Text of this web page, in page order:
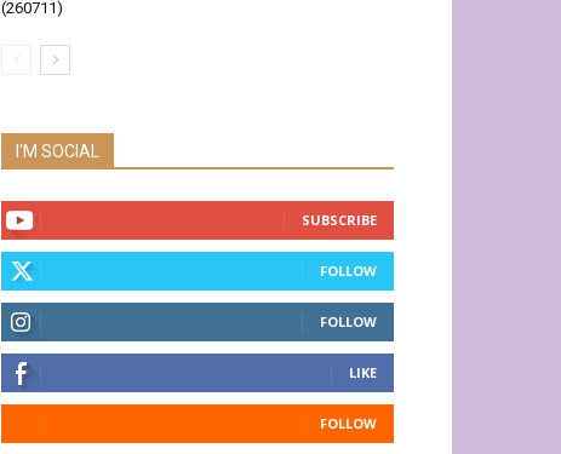
(260711)
I'M SOCIAL
SUBSCRIBE
FOLLOW
FOLLOW
LIKE
FOLLOW